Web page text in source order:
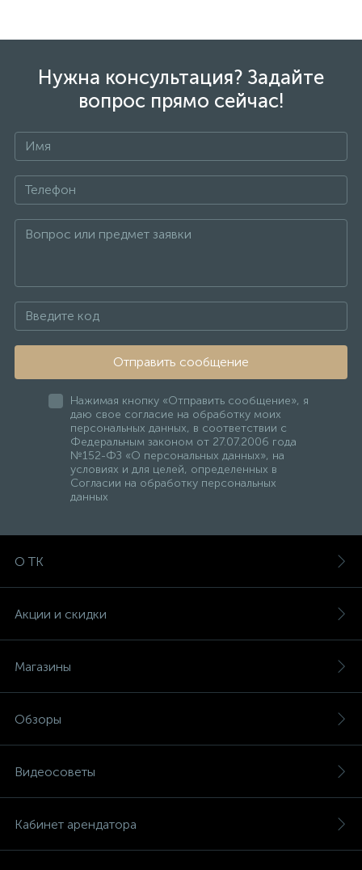
Нужна консультация? Задайте
вопрос прямо сейчас!
Отправить сообщение
Нажимая кнопку «Отправить сообщение», я
даю свое согласие на обработку моих
персональных данных, в соответствии с
Федеральным законом от 27.07.2006 года
№152-ФЗ «О персональных данных», на
условиях и для целей, определенных в
Согласии на обработку персональных
данных
О ТК
Акции и скидки
Магазины
Обзоры
Видеосоветы
Кабинет арендатора